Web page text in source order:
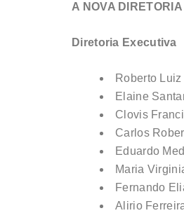
A NOVA
Diretoria Executiva
Roberto
Elaine
Clovis
Carlos
Eduardo
Maria
Fernando
Alirio